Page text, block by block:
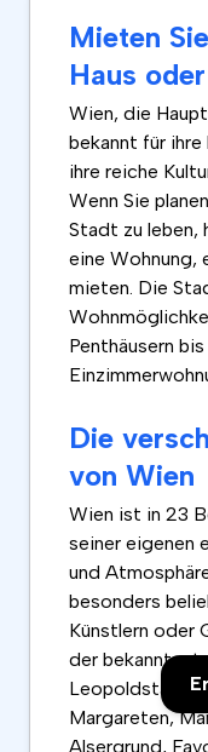
Mieten
Haus
Wien, die
bekannt für
ihre reiche
Wenn Sie
Stadt zu leben,
eine Wohnung,
mieten. Die
Penthäusern
Die
von Wien
Wien ist in 23
seiner eigenen
und
besonders
Künstlern oder
der
Leopoldstadt,
Margareten,
Alsergrund,